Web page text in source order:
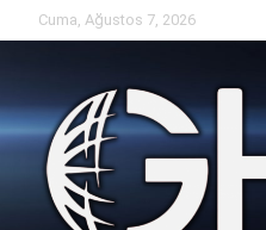
to
Cuma, Ağustos 7, 2026